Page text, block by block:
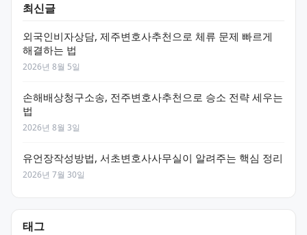
최신글
외국인비자상담, 제주변호사추천으로 체류 문제 빠르게
해결하는 법
2026년 8월 5일
손해배상청구소송, 전주변호사추천으로 승소 전략 세우는
법
2026년 8월 3일
유언장작성방법, 서초변호사사무실이 알려주는 핵심 정리
2026년 7월 30일
태그